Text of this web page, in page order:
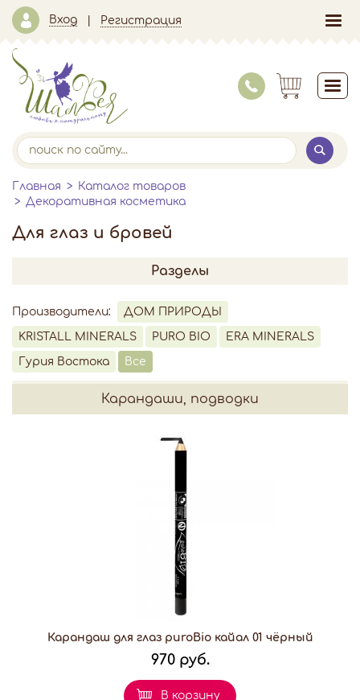
Вход Регистрация
Главная
Каталог товаров
Декоративная косметика
Для глаз и бровей
Разделы
Производители: ДОМ ПРИРОДЫ
KRISTALL MINERALS PURO BIO ERA MINERALS
Гурия Востока Все
Карандаши, подводки
Карандаш для глаз puroBio кайал 01 чёрный
970 руб.
В корзину